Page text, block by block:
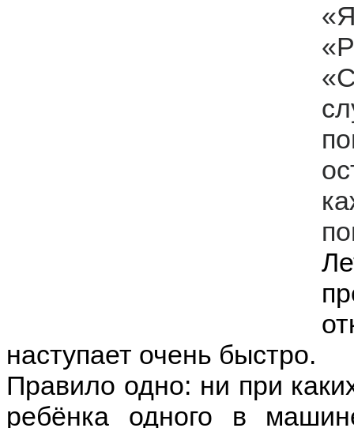
наступает очень быстро.
Правило одно: ни при
ребёнка одного в